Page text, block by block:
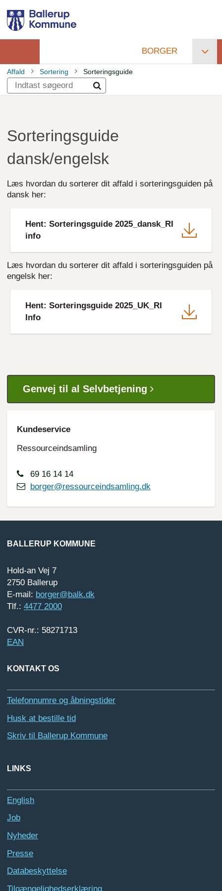
hovedindhold
Primær
navigation
BORGER
Brødkrumme
Affald Sortering Sorteringsguide
Sorteringsguide
dansk/engelsk
Læs hvordan du sorterer dit affald i sorteringsguiden på
dansk her:
Hent: Sorteringsguide 2025_dansk_RI
info
Læs hvordan du sorterer dit affald i sorteringsguiden på
engelsk her:
Hent: Sorteringsguide 2025_UK_RI
Info
Genvej til al Selvbetjening
Kundeservice
Ressourceindsamling
69 16 14 14
borger@ressourceindsamling.dk
BALLERUP KOMMUNE
Hold-an Vej 7
2750 Ballerup
E-mail: borger@balk.dk
Tlf.: 4477 2000
CVR-nr.: 58271713
EAN
KONTAKT OS
Telefonnumre og åbningstider
Husk at bestille tid
Skriv til Ballerup Kommune
LINKS
English
Job
Nyheder
Presse
Databeskyttelse
Tilgængelighedserklæring